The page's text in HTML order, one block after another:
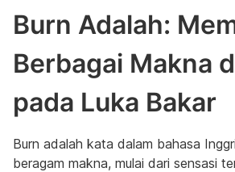
Burn Adalah:
Berbagai Makna
pada Luka Bakar
Burn adalah kata dalam bahasa
beragam makna, mulai dari sensasi